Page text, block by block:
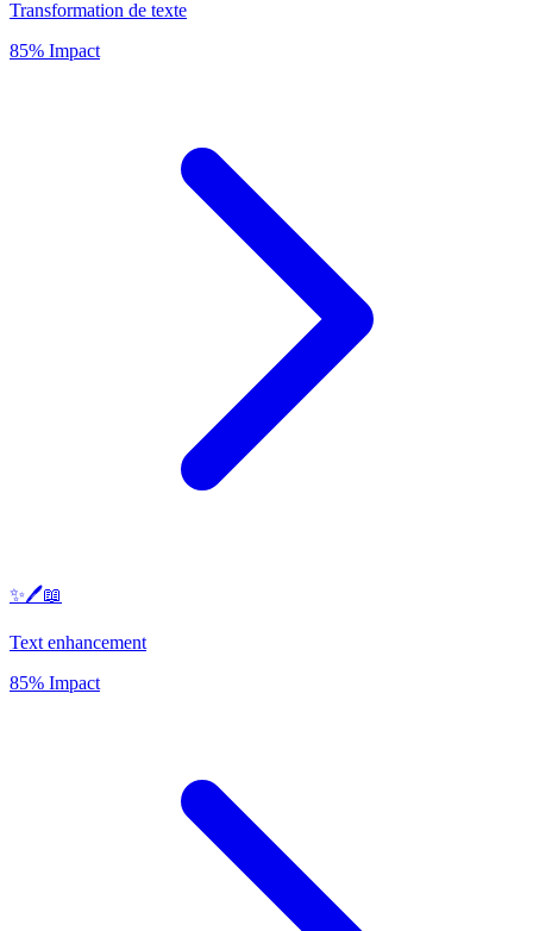
Transformation de texte
85% Impact
✨🖊️📖
Text enhancement
85% Impact